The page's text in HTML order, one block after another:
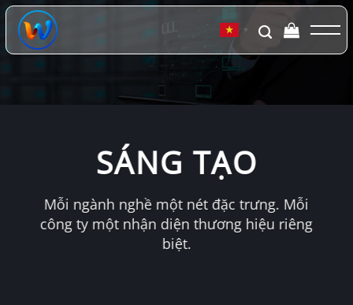
Chuyển
đến
dung
▼
SÁNG TẠO
Mỗi ngành nghề một nét đặc trưng. Mỗi
công ty một nhận diện thương hiệu riêng
biệt.